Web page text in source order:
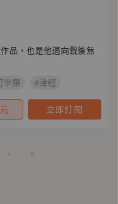
品，也是他邁向戰後無
孛羅 #津輕
元 立即訂閱
› »